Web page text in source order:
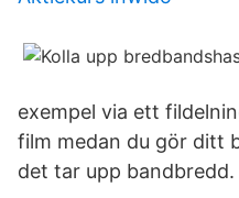
exempel via ett
film medan du gör ditt
det tar upp bandbredd.